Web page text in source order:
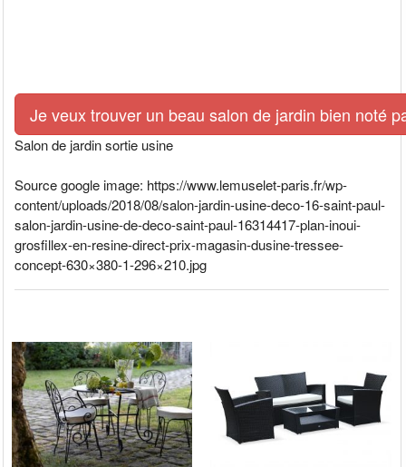
Je veux trouver un beau salon de jardin bien noté
Salon de jardin sortie usine
Source google image: https://www.lemuselet-paris.fr/wp-
content/uploads/2018/08/salon-jardin-usine-deco-16-saint-paul-
salon-jardin-usine-de-deco-saint-paul-16314417-plan-inoui-
grosfillex-en-resine-direct-prix-magasin-dusine-tressee-
concept-630×380-1-296×210.jpg